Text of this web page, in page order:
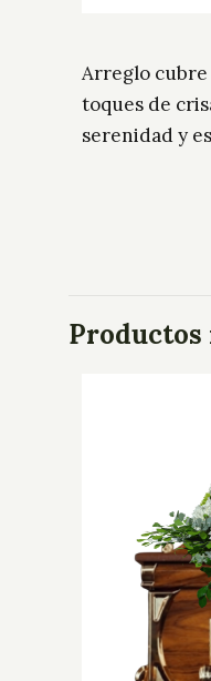
Arreglo cubre
toques de
serenidad y
Productos